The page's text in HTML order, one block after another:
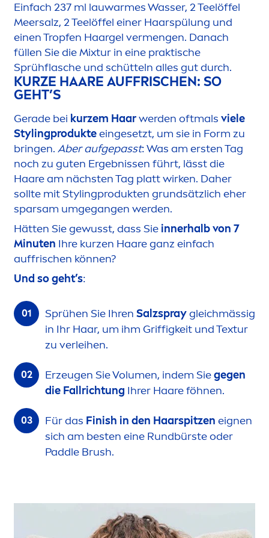
Einfach 237 ml lauwarmes Wasser, 2 Teelöffel
Meersalz, 2 Teelöffel einer Haarspülung und
einen Tropfen Haargel vermengen. Danach
füllen Sie die Mixtur in eine praktische
Sprühflasche und schütteln alles gut durch.
KURZE HAARE AUFFRISCHEN: SO
GEHT’S
Gerade bei kurzem Haarwerden oftmals viele
Stylingprodukteeingesetzt, um sie in Form zu
bringen. Aber aufgepasst: Was am ersten Tag
noch zu guten Ergebnissen führt, lässt die
Haare am nächsten Tag platt wirken. Daher
sollte mit Stylingprodukten grundsätzlich eher
sparsam umgegangen werden.
Hätten Sie gewusst, dass Sieinnerhalb von 7
Minuten Ihre kurzen Haare ganz einfach
auffrischen können?
Und so geht’s:
Sprühen Sie Ihren Salzspraygleichmässig
in Ihr Haar, um ihm Griffigkeit und Textur
zu verleihen.
Erzeugen Sie Volumen, indem Siegegen
die Fallrichtung Ihrer Haare föhnen.
Für das Finish in den Haarspitzen eignen
sich am besten eine Rundbürste oder
Paddle Brush.